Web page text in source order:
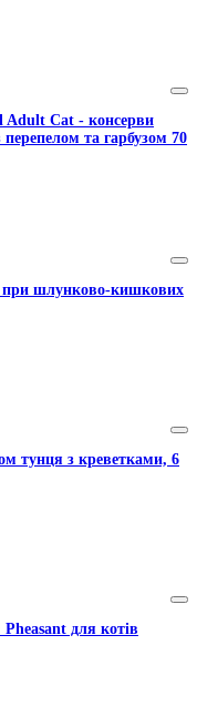
Cat - консерви
та гарбузом 70
при шлунково-кишкових
тунця з креветками, 6
для котів